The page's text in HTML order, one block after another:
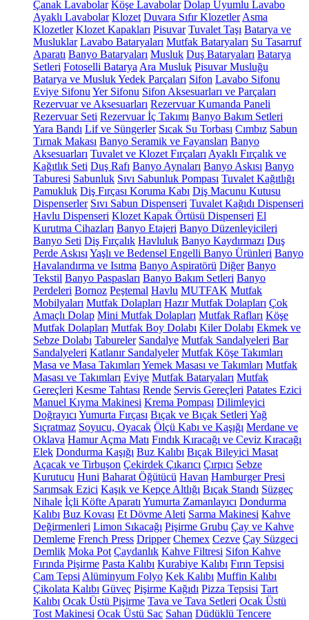
Çanak Lavabolar Köşe Lavabolar Dolap Uyumlu Lavabo
Ayaklı Lavabolar Klozet Duvara Sıfır Klozetler Asma
Klozetler Klozet Kapakları Pisuvar Tuvalet Taşı Batarya ve
Musluklar Lavabo Bataryaları Mutfak Bataryaları Su Tasarruf
Aparatı Banyo Bataryaları Musluk Duş Bataryaları Batarya
Setleri Fotoselli Batarya Ara Musluk Pisuvar Musluğu
Batarya ve Musluk Yedek Parçaları Sifon Lavabo Sifonu
Eviye Sifonu Yer Sifonu Sifon Aksesuarları ve Parçaları
Rezervuar ve Aksesuarları Rezervuar Kumanda Paneli
Rezervuar Seti Rezervuar İç Takımı Banyo Bakım Setleri
Yara Bandı Lif ve Süngerler Sıcak Su Torbası Cımbız Sabun
Tırnak Makası Banyo Seramik ve Fayansları Banyo
Aksesuarları Tuvalet ve Klozet Fırçaları Ayaklı Fırçalık ve
Kağıtlık Seti Duş Rafı Banyo Aynaları Banyo Askısı Banyo
Taburesi Sabunluk Sıvı Sabunluk Pompası Tuvalet Kağıtlığı
Pamukluk Diş Fırçası Koruma Kabı Diş Macunu Kutusu
Dispenserler Sıvı Sabun Dispenseri Tuvalet Kağıdı Dispenseri
Havlu Dispenseri Klozet Kapak Örtüsü Dispenseri El
Kurutma Cihazları Banyo Etajeri Banyo Düzenleyicileri
Banyo Seti Diş Fırçalık Havluluk Banyo Kaydırmazı Duş
Perde Askısı Yaşlı ve Bedensel Engelli Banyo Ürünleri Banyo
Havalandırma ve Isıtma Banyo Aspiratörü Diğer Banyo
Tekstil Banyo Paspasları Banyo Bakım Setleri Banyo
Perdeleri Bornoz Peştemal Havlu MUTFAK Mutfak
Mobilyaları Mutfak Dolapları Hazır Mutfak Dolapları Çok
Amaçlı Dolap Mini Mutfak Dolapları Mutfak Rafları Köşe
Mutfak Dolapları Mutfak Boy Dolabı Kiler Dolabı Ekmek ve
Sebze Dolabı Tabureler Sandalye Mutfak Sandalyeleri Bar
Sandalyeleri Katlanır Sandalyeler Mutfak Köşe Takımları
Masa ve Masa Takımları Yemek Masası ve Takımları Mutfak
Masası ve Takımları Eviye Mutfak Bataryaları Mutfak
Gereçleri Kesme Tahtası Rende Servis Gereçleri Patates Ezici
Manuel Kıyma Makinesi Krema Pompası Dilimleyici
Doğrayıcı Yumurta Fırçası Bıçak ve Bıçak Setleri Yağ
Sıçratmaz Soyucu, Oyacak Ölçü Kabı ve Kaşığı Merdane ve
Oklava Hamur Açma Matı Fındık Kıracağı ve Ceviz Kıracağı
Elek Dondurma Kaşığı Buz Kalıbı Bıçak Bileyici Masat
Açacak ve Tirbuşon Çekirdek Çıkarıcı Çırpıcı Sebze
Kurutucu Huni Baharat Öğütücü Havan Hamburger Presi
Sarımsak Ezici Kaşık ve Kepçe Altlığı Bıçak Standı Süzgeç
Nihale İçli Köfte Aparatı Yumurta Zamanlayıcı Dondurma
Kalıbı Buz Kovası Et Dövme Aleti Sarma Makinesi Kahve
Değirmenleri Limon Sıkacağı Pişirme Grubu Çay ve Kahve
Demleme French Press Dripper Chemex Cezve Çay Süzgeci
Demlik Moka Pot Çaydanlık Kahve Filtresi Sifon Kahve
Fırında Pişirme Pasta Kalıbı Kurabiye Kalıbı Fırın Tepsisi
Cam Tepsi Alüminyum Folyo Kek Kalıbı Muffin Kalıbı
Çikolata Kalıbı Güveç Pişirme Kağıdı Pizza Tepsisi Tart
Kalıbı Ocak Üstü Pişirme Tava ve Tava Setleri Ocak Üstü
Tost Makinesi Ocak Üstü Sac Sahan Düdüklü Tencere